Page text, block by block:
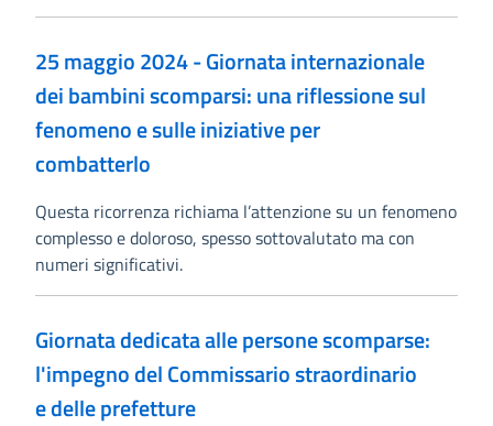
25 maggio 2024 - Giornata internazionale
dei bambini scomparsi: una riflessione sul
fenomeno e sulle iniziative per
combatterlo
Questa ricorrenza richiama l’attenzione su un fenomeno
complesso e doloroso, spesso sottovalutato ma con
numeri significativi.
Giornata dedicata alle persone scomparse:
l'impegno del Commissario straordinario
e delle prefetture